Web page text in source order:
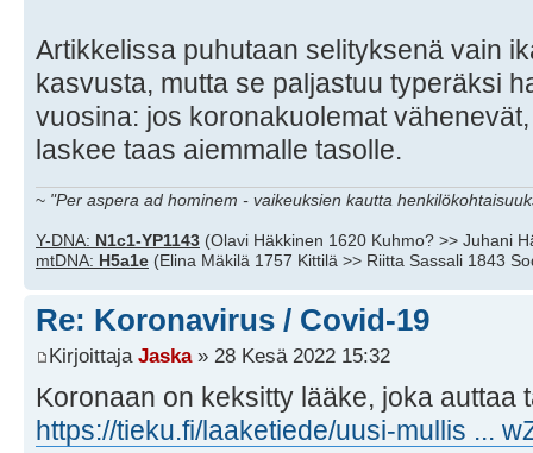
Artikkelissa puhutaan selityksenä vain
kasvusta, mutta se paljastuu typeräksi
vuosina: jos koronakuolemat
laskee taas aiemmalle tasolle.
~ "Per aspera ad hominem - vaikeuksien kautta
Y-DNA: N1c1-YP1143 (Olavi Häkkinen 1620 Kuhmo? >> Juhani
mtDNA: H5a1e (Elina Mäkilä 1757 Kittilä >> Riitta Sassali 1843
Re: Koronavirus / Covid-19
Kirjoittaja Jaska» 28 Kesä 2022 15:32
Koronaan on keksitty lääke, joka auttaa
https://tieku.fi/laaketiede/uusi-mullis ...